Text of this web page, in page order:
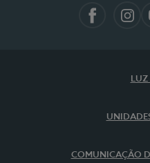
LUZ
COMUNICAÇÃO